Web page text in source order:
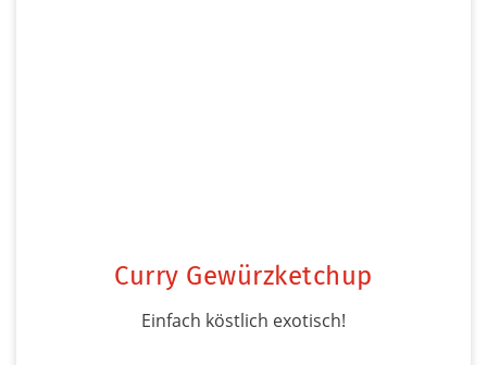
Curry Gewürzketchup
Einfach köstlich exotisch!